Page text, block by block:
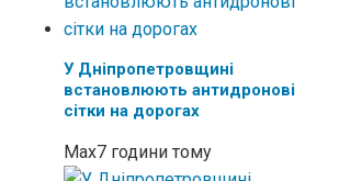
У Дніпропетровщині
встановлюють антидронові
сітки на дорогах
Max7 години тому